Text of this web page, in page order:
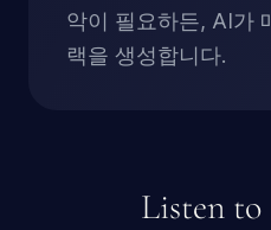
악이 필요하든, AI가
랙을 생성합니다.
Listen to